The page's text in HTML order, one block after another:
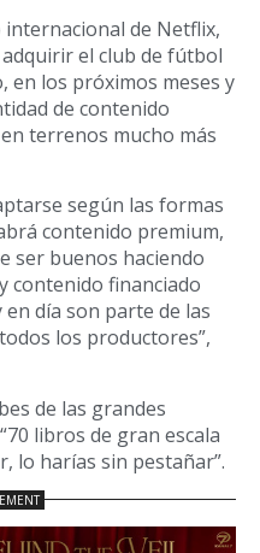
internacional de Netflix,
el club de fútbol
en los próximos meses y
de contenido
terrenos mucho más
según las formas
contenido premium,
ser buenos haciendo
contenido financiado
día son parte de las
los productores”,
de las grandes
libros de gran escala
lo harías sin pestañar”.